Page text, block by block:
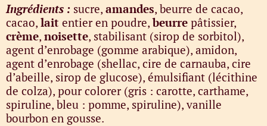
Ingrédients : sucre, amandes, beurre de cacao,
cacao, lait entier en poudre,beurre pâtissier,
crème, noisette, stabilisant (sirop de sorbitol),
agent d’enrobage (gomme arabique), amidon,
agent d’enrobage (shellac, cire de carnauba, cire
d’abeille, sirop de glucose), émulsifiant (lécithine
de colza), pour colorer (gris : carotte, carthame,
spiruline, bleu : pomme, spiruline), vanille
bourbon en gousse.